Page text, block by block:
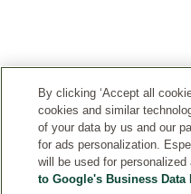
By clicking ‘Accept all
cookies and similar
of your data by us and our
for ads personalization.
will be used for
to Google's Business